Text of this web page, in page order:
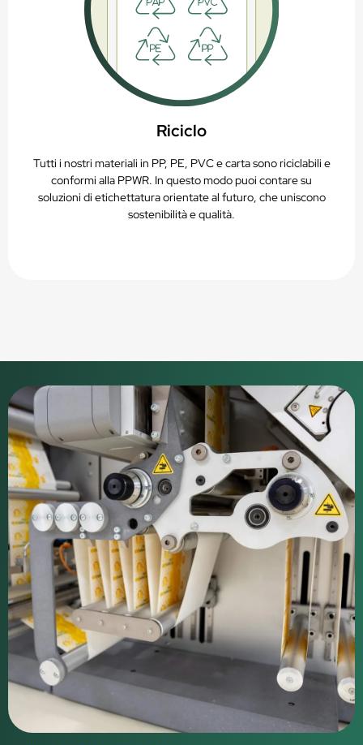
Riciclo
Tutti i nostri materiali in PP, PE, PVC e carta sono riciclabili e
conformi alla PPWR. In questo modo puoi contare su
soluzioni di etichettatura orientate al futuro, che uniscono
sostenibilità e qualità.